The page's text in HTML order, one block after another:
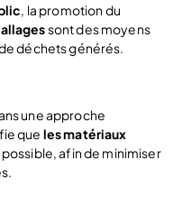
, la promotion du
sont des moyens
déchets générés.
une approche
que lesmatériaux
afin de minimiser